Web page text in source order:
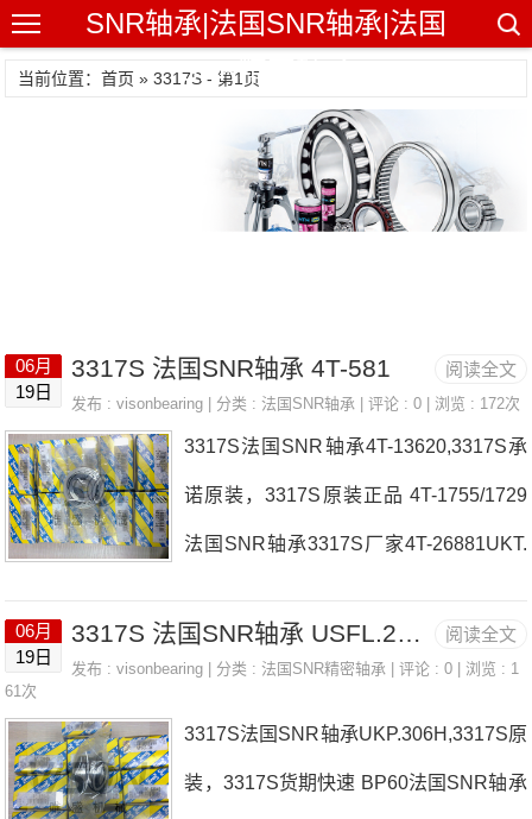
SNR轴承|法国SNR轴承|法国
SNR精密轴承
当前位置：首页 » 3317S - 第1页
阅读全文
06月
19日
3317S 法国SNR轴承 4T-581
发布 :visonbearing | 分类 :法国SNR轴承 | 评论 : 0 | 浏览 : 172次
3317S法国SNR轴承4T-13620,3317S承
诺原装，3317S原装正品 4T-1755/1729
法国SNR轴承3317S厂家4T-26881UKT.
C3(J30)71932.CV.DFJ74法国SNR轴承3
号推荐：3317S，FCB22447H HS6-21
P1Z，P4BE207-SRB-CRE热销品牌推
阅读全文
06月
19日
3317S 法国SNR轴承 USFL.205.CO
发布 :visonbearing | 分类 :法国SNR精密轴承 | 评论 : 0 | 浏览 : 1
61次
3317S法国SNR轴承UKP.306H,3317S原
装，3317S货期快速 BP60法国SNR轴承